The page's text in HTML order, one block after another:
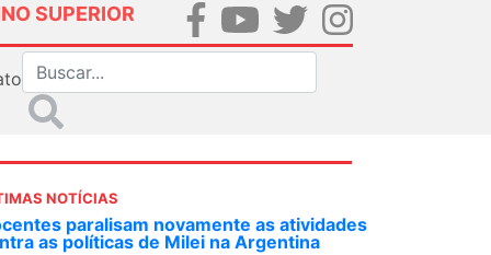
SUPERIOR
NOTÍCIAS
paralisam novamente as atividades
as políticas de Milei na Argentina